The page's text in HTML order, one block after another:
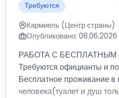
Требуются
Кармиель (Центр страны)
Опубликовано: 08.06.2026
РАБОТА С
Требуются официанты и
Бесплатное проживание в
человека(туалет и душ